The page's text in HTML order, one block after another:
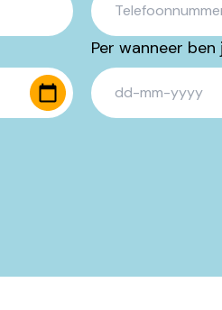
DD dash MM dash JJJJ
Per wanneer